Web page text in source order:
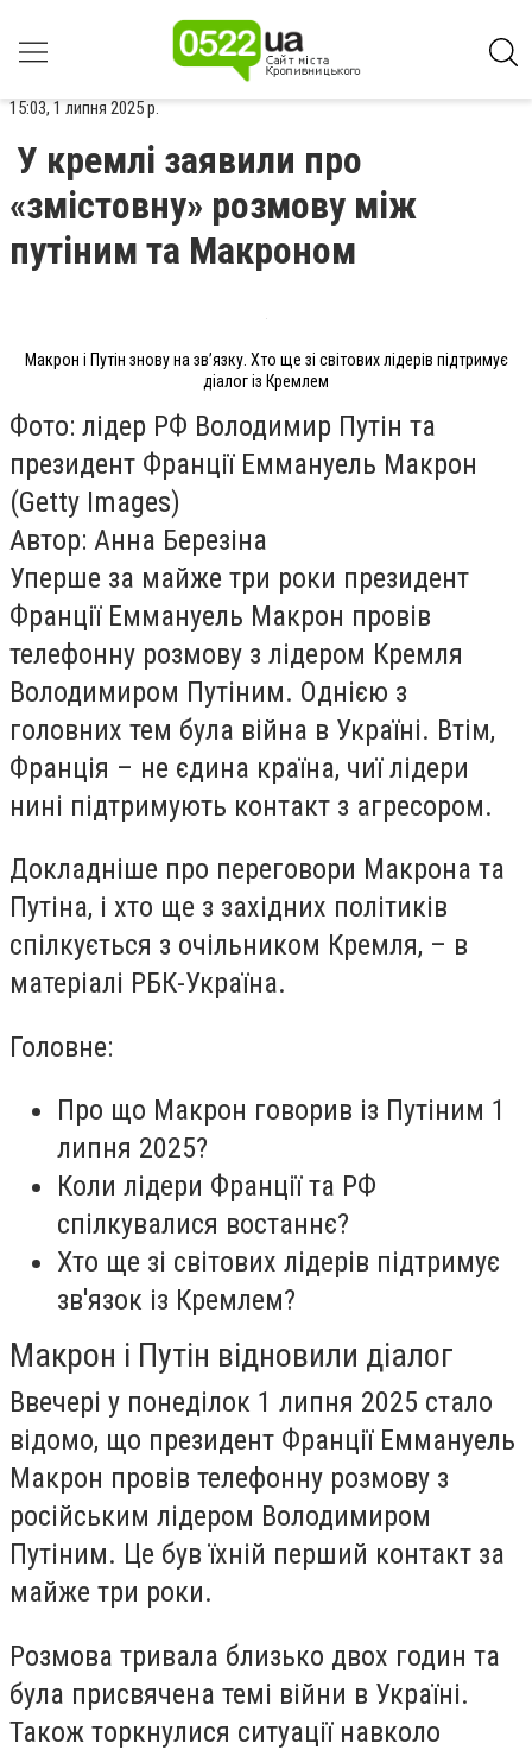
15:03, 1 липня 2025 р.
У кремлі заявили про
«змістовну» розмову між
путіним та Макроном
Макрон і Путін знову на зв’язку. Хто ще зі світових лідерів підтримує
діалог із Кремлем
Фото: лідер РФ Володимир Путін та
президент Франції Еммануель Макрон
(Getty Images)
Автор: Анна Березіна
Уперше за майже три роки президент
Франції Еммануель Макрон провів
телефонну розмову з лідером Кремля
Володимиром Путіним. Однією з
головних тем була війна в Україні. Втім,
Франція – не єдина країна, чиї лідери
нині підтримують контакт з агресором.
Докладніше про переговори Макрона та
Путіна, і хто ще з західних політиків
спілкується з очільником Кремля, – в
матеріалі РБК-Україна.
Головне:
Про що Макрон говорив із Путіним 1
липня 2025?
Коли лідери Франції та РФ
спілкувалися востаннє?
Хто ще зі світових лідерів підтримує
зв'язок із Кремлем?
Макрон і Путін відновили діалог
Ввечері у понеділок 1 липня 2025 стало
відомо, що президент Франції Еммануель
Макрон провів телефонну розмову з
російським лідером Володимиром
Путіним. Це був їхній перший контакт за
майже три роки.
Розмова тривала близько двох годин та
була присвячена темі війни в Україні.
Також торкнулися ситуації навколо